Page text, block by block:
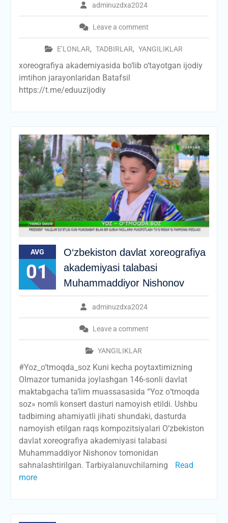
adminuzdxa2024
Leave a comment
E’LONLAR, TADBIRLAR, YANGILIKLAR
xoreografiya akademiyasida bo‘lib o‘tayotgan ijodiy
imtihon jarayonlaridan Batafsil
https://t.me/eduuzijodiy
AVG
01
О‘zbekiston davlat xoreografiya
akademiyasi talabasi
Muhammaddiyor Nishonov
adminuzdxa2024
Leave a comment
YANGILIKLAR
#Yoz_o’tmoqda_soz Kuni kecha poytaxtimizning
Olmazor tumanida joylashgan 146-sonli davlat
maktabgacha ta’lim muassasasida “Yoz о‘tmoqda
soz» nomli konsert dasturi namoyish etildi. Ushbu
tadbirning ahamiyatli jihati shundaki, dasturda
namoyish etilgan raqs kompozitsiyalari О‘zbekiston
davlat xoreografiya akademiyasi talabasi
Muhammaddiyor Nishonov tomonidan
sahnalashtirilgan. Tarbiyalanuvchilarning
Read
more